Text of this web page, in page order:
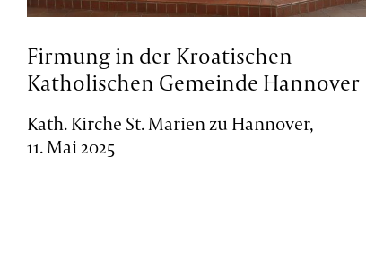
Firmung in der Kroatischen
Katholischen Gemeinde Hannover
Kath. Kirche St. Marien zu Hannover,
11. Mai 2025